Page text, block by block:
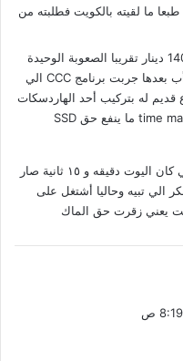
ما لقيته بالكويت فطلبته من
504$ مع الشحن تقريبا 140 دينار تقريبا الصعوبة الوحيدة
الي واجهتني كانت الباك أب بعدها جربت برنامج CCC الي
له بتركيب أحد الهاردسكات
السرعه فرق بشكل خيالي كان اليوت دقيقه و ١٥ ثانية صار
الي تبيه وحاليا أشتغل على
يعني زقرت حق الماك